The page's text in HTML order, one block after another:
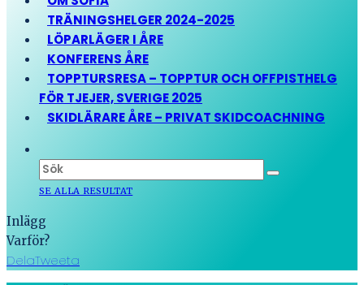
TRÄNINGSHELGER 2024-2025
LÖPARLÄGER I ÅRE
KONFERENS ÅRE
TOPPTURSRESA – TOPPTUR OCH OFFPISTHELG
FÖR TJEJER, SVERIGE 2025
SKIDLÄRARE ÅRE – PRIVAT SKIDCOACHNING
SE ALLA RESULTAT
Inlägg
Varför?
DelaTweeta